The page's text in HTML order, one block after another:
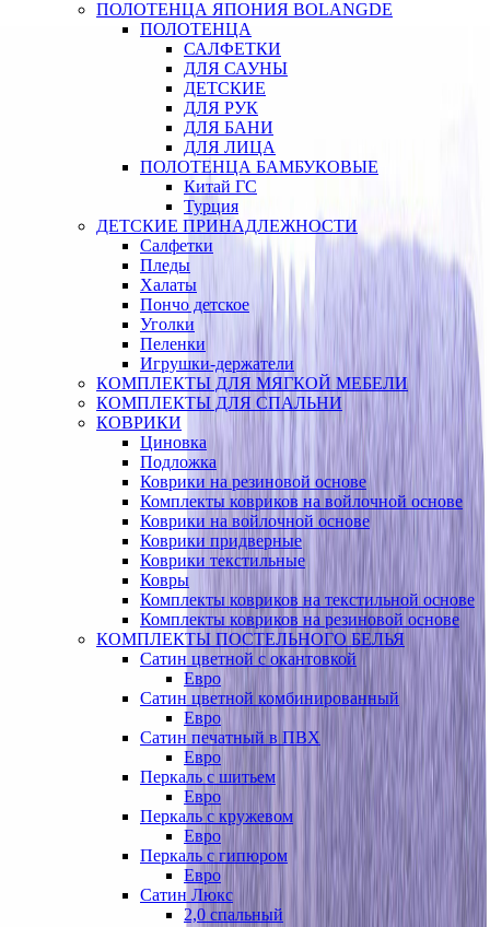
ПОЛОТЕНЦА ЯПОНИЯ BOLANGDE
ПОЛОТЕНЦА
САЛФЕТКИ
ДЛЯ САУНЫ
ДЕТСКИЕ
ДЛЯ РУК
ДЛЯ БАНИ
ДЛЯ ЛИЦА
ПОЛОТЕНЦА БАМБУКОВЫЕ
Китай ГС
Турция
ДЕТСКИЕ ПРИНАДЛЕЖНОСТИ
Салфетки
Пледы
Халаты
Пончо детское
Уголки
Пеленки
Игрушки-держатели
КОМПЛЕКТЫ ДЛЯ МЯГКОЙ МЕБЕЛИ
КОМПЛЕКТЫ ДЛЯ СПАЛЬНИ
КОВРИКИ
Циновка
Подложка
Коврики на резиновой основе
Комплекты ковриков на войлочной основе
Коврики на войлочной основе
Коврики придверные
Коврики текстильные
Ковры
Комплекты ковриков на текстильной основе
Комплекты ковриков на резиновой основе
КОМПЛЕКТЫ ПОСТЕЛЬНОГО БЕЛЬЯ
Сатин цветной с окантовкой
Евро
Сатин цветной комбинированный
Евро
Сатин печатный в ПВХ
Евро
Перкаль с шитьем
Евро
Перкаль с кружевом
Евро
Перкаль с гипюром
Евро
Сатин Люкс
2,0 спальный